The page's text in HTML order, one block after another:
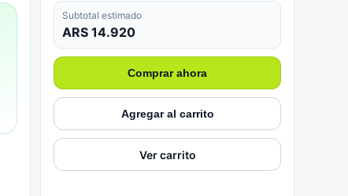
Subtotal estimado
ARS 14.920
Comprar ahora
Agregar al carrito
Ver carrito